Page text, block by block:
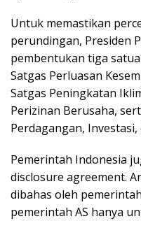
Untuk memastikan
perundingan, Presiden
pembentukan tiga
Satgas Perluasan
Satgas Peningkatan
Perizinan Berusaha,
Perdagangan,
Pemerintah Indonesia
disclosure agreement.
dibahas oleh
pemerintah AS hanya